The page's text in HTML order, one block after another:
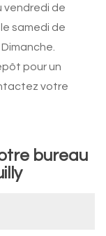
vendredi de
samedi de
pour un
votre
bureau